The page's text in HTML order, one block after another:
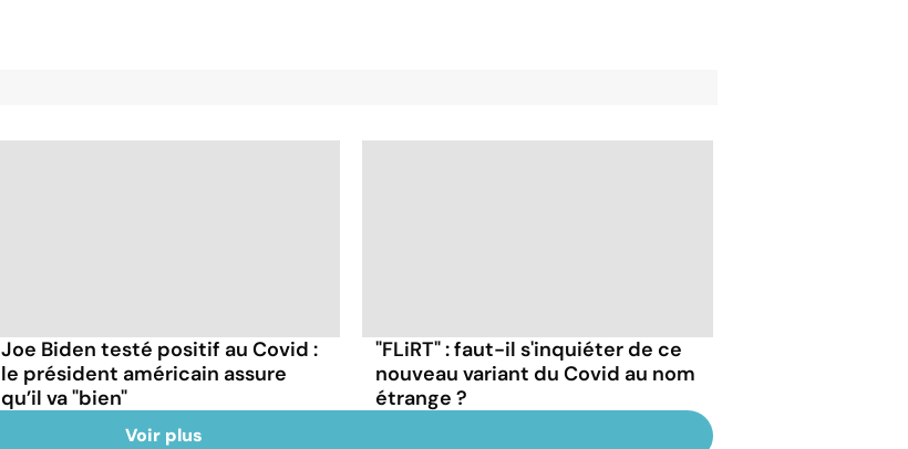
Joe Biden testé positif au Covid :
le président américain assure
qu’il va "bien"
"FLiRT" : faut-il s'inquiéter de ce
nouveau variant du Covid au nom
étrange ?
Voir plus